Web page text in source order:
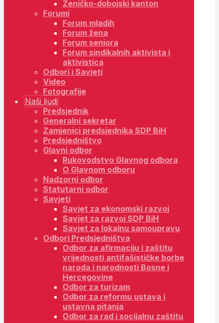
Zeničko-dobojski kanton
Forumi
Forum mladih
Forum žena
Forum seniora
Forum sindikalnih aktivista i
aktivistica
Odbori i Savjeti
Video
Fotografije
Naši ljudi
Predsjednik
Generalni sekretar
Zamjenici predsjednika SDP BiH
Predsjedništvo
Glavni odbor
Rukovodstvo Glavnog odbora
O Glavnom odboru
Nadzorni odbor
Statutarni odbor
Savjeti
Savjet za ekonomski razvoj
Savjet za razvoj SDP BiH
Savjet za lokalnu samoupravu
Odbori Predsjedništva
Odbor za afirmaciju i zaštitu
vrijednosti antifašističke borbe
naroda i narodnosti Bosne i
Hercegovine
Odbor za turizam
Odbor za reformu ustava i
ustavna pitanja
Odbor za rad i socijalnu zaštitu